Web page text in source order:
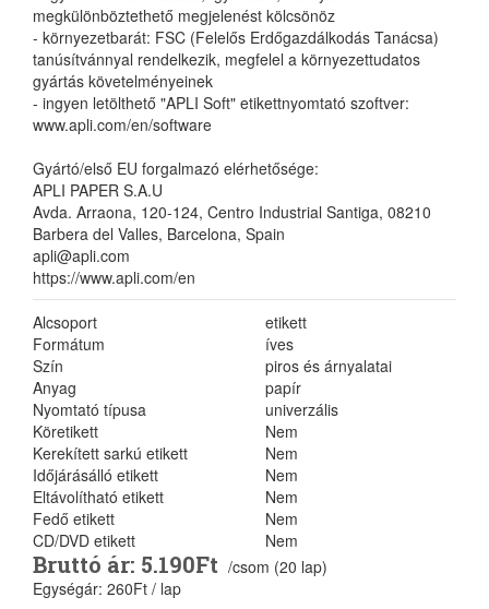
megkülönböztethető megjelenést kölcsönöz
- környezetbarát: FSC (Felelős Erdőgazdálkodás Tanácsa)
tanúsítvánnyal rendelkezik, megfelel a környezettudatos
gyártás követelményeinek
- ingyen letölthető "APLI Soft" etikettnyomtató szoftver:
www.apli.com/en/software
Gyártó/első EU forgalmazó elérhetősége:
APLI PAPER S.A.U
Avda. Arraona, 120-124, Centro Industrial Santiga, 08210
Barbera del Valles, Barcelona, Spain
apli@apli.com
https://www.apli.com/en
Alcsoport
etikett
Formátum
íves
Szín
piros és árnyalatai
Anyag
papír
Nyomtató típusa
univerzális
Köretikett
Nem
Kerekített sarkú etikett
Nem
Időjárásálló etikett
Nem
Eltávolítható etikett
Nem
Fedő etikett
Nem
CD/DVD etikett
Nem
Bruttó ár: 5.190Ft /csom (20 lap)
Egységár: 260Ft / lap